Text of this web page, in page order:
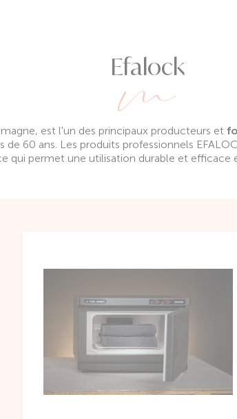
Efalock
est l'un des principaux producteurs et
de 60 ans. Les produits professionnels
qui permet une utilisation durable et efficace